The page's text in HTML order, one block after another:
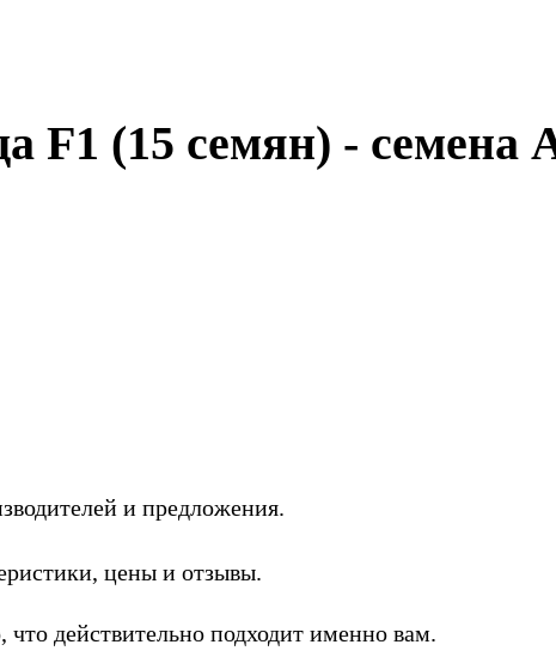
F1 (15 семян) - семена
и предложения.
цены и отзывы.
действительно подходит именно вам.